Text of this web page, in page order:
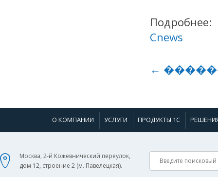
Подробнее:
Cnews
←
О КОМПАНИИ УСЛУГИ ПРОДУКТЫ 1С
Москва, 2-й Кожевнический переулок,
дом 12, строение 2 (м. Павелецкая).